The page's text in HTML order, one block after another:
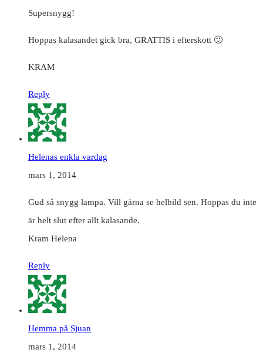
Supersnygg!
Hoppas kalasandet gick bra, GRATTIS i efterskott 🙂
KRAM
Reply
Helenas enkla vardag
mars 1, 2014
Gud så snygg lampa. Vill gärna se helbild sen. Hoppas du inte
är helt slut efter allt kalasande.
Kram Helena
Reply
Hemma på Sjuan
mars 1, 2014